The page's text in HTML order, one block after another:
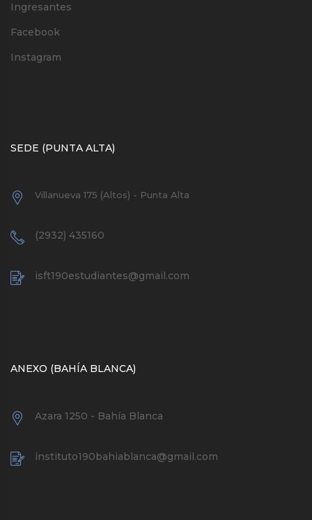
Ingresantes
Facebook
Instagram
SEDE (PUNTA ALTA)
Villanueva 175 (Altos) - Punta Alta
(2932) 435160
isft190estudiantes@gmail.com
ANEXO (BAHÍA BLANCA)
Azara 1250 - Bahía Blanca
instituto190bahiablanca@gmail.com